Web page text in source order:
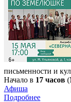
письменности и
Начало в 17 часов
Афиша
Подробнее